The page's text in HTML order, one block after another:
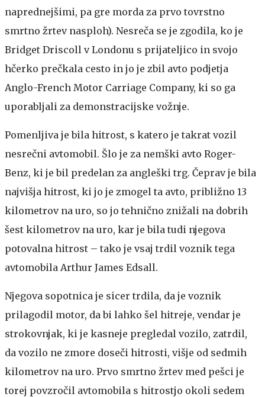
naprednejšimi, pa gre morda za prvo tovrstno
smrtno žrtev nasploh). Nesreča se je zgodila, ko je
Bridget Driscoll v Londonu s prijateljico in svojo
hčerko prečkala cesto in jo je zbil avto podjetja
Anglo-French Motor Carriage Company, ki so ga
uporabljali za demonstracijske vožnje.
Pomenljiva je bila hitrost, s katero je takrat vozil
nesrečni avtomobil. Šlo je za nemški avto Roger-
Benz, ki je bil predelan za angleški trg. Čeprav je bila
najvišja hitrost, ki jo je zmogel ta avto, približno 13
kilometrov na uro, so jo tehnično znižali na dobrih
šest kilometrov na uro, kar je bila tudi njegova
potovalna hitrost – tako je vsaj trdil voznik tega
avtomobila Arthur James Edsall.
Njegova sopotnica je sicer trdila, da je voznik
prilagodil motor, da bi lahko šel hitreje, vendar je
strokovnjak, ki je kasneje pregledal vozilo, zatrdil,
da vozilo ne zmore doseči hitrosti, višje od sedmih
kilometrov na uro. Prvo smrtno žrtev med pešci je
torej povzročil avtomobila s hitrostjo okoli sedem